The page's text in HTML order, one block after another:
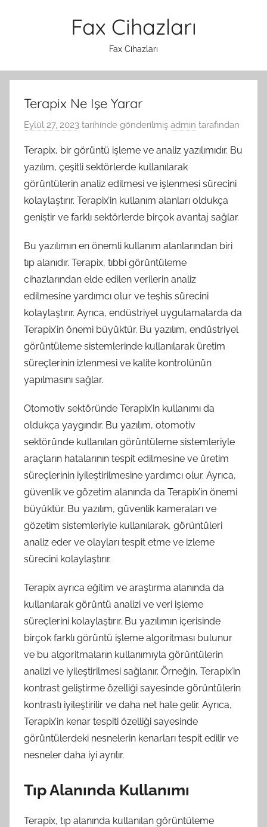
Fax Cihazları
Fax Cihazları
Terapix Ne Işe Yarar
Eylül 27, 2023 tarihinde gönderilmiş admin tarafından
Terapix, bir görüntü işleme ve analiz yazılımıdır. Bu
yazılım, çeşitli sektörlerde kullanılarak
görüntülerin analiz edilmesi ve işlenmesi sürecini
kolaylaştırır. Terapix’in kullanım alanları oldukça
geniştir ve farklı sektörlerde birçok avantaj sağlar.
Bu yazılımın en önemli kullanım alanlarından biri
tıp alanıdır. Terapix, tıbbi görüntüleme
cihazlarından elde edilen verilerin analiz
edilmesine yardımcı olur ve teşhis sürecini
kolaylaştırır. Ayrıca, endüstriyel uygulamalarda da
Terapix’in önemi büyüktür. Bu yazılım, endüstriyel
görüntüleme sistemlerinde kullanılarak üretim
süreçlerinin izlenmesi ve kalite kontrolünün
yapılmasını sağlar.
Otomotiv sektöründe Terapix’in kullanımı da
oldukça yaygındır. Bu yazılım, otomotiv
sektöründe kullanılan görüntüleme sistemleriyle
araçların hatalarının tespit edilmesine ve üretim
süreçlerinin iyileştirilmesine yardımcı olur. Ayrıca,
güvenlik ve gözetim alanında da Terapix’in önemi
büyüktür. Bu yazılım, güvenlik kameraları ve
gözetim sistemleriyle kullanılarak, görüntüleri
analiz eder ve olayları tespit etme ve izleme
sürecini kolaylaştırır.
Terapix ayrıca eğitim ve araştırma alanında da
kullanılarak görüntü analizi ve veri işleme
süreçlerini kolaylaştırır. Bu yazılımın içerisinde
birçok farklı görüntü işleme algoritması bulunur
ve bu algoritmaların kullanımıyla görüntülerin
analizi ve iyileştirilmesi sağlanır. Örneğin, Terapix’in
kontrast geliştirme özelliği sayesinde görüntülerin
kontrastı iyileştirilir ve daha net hale gelir. Ayrıca,
Terapix’in kenar tespiti özelliği sayesinde
görüntülerdeki nesnelerin kenarları tespit edilir ve
nesneler daha iyi ayrılır.
Tıp Alanında Kullanımı
Terapix, tıp alanında kullanılan görüntüleme